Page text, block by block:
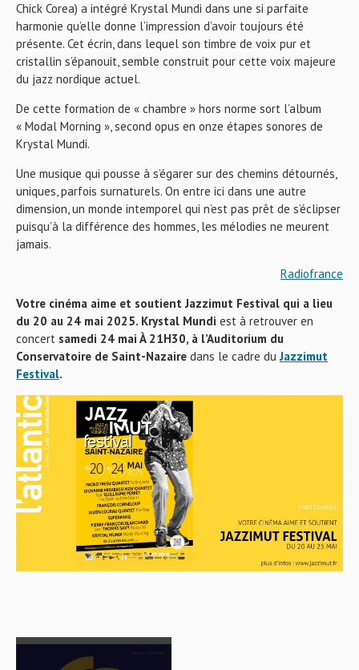
Chick Corea) a intégré Krystal Mundi dans une si parfaite
harmonie qu’elle donne l’impression d’avoir toujours été
présente. Cet écrin, dans lequel son timbre de voix pur et
cristallin s’épanouit, semble construit pour cette voix majeure
du jazz nordique actuel.
De cette formation de « chambre » hors norme sort l’album
« Modal Morning », second opus en onze étapes sonores de
Krystal Mundi.
Une musique qui pousse à s’égarer sur des chemins détournés,
uniques, parfois surnaturels. On entre ici dans une autre
dimension, un monde intemporel qui n’est pas prêt de s’éclipser
puisqu’à la différence des hommes, les mélodies ne meurent
jamais.
Radiofrance
Votre cinéma aime et soutient Jazzimut Festival qui a lieu
du 20 au 24 mai 2025. Krystal Mundi est à retrouver en
concert samedi 24 mai À 21H30, à l’Auditorium du
Conservatoire de Saint-Nazaire dans le cadre duJazzimut
Festival.